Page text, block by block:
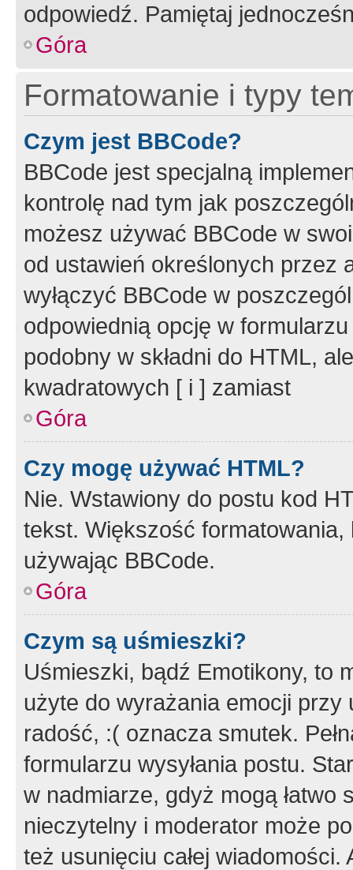
odpowiedź. Pamiętaj
Góra
Formatowanie i typy
Czym jest BBCode?
BBCode jest specjalną
kontrolę nad tym jak
możesz używać BBCode w
od ustawień określonych przez
wyłączyć BBCode w
odpowiednią opcję w
podobny w składni do HTML,
kwadratowych [ i ] zamiast
Góra
Czy mogę używać HTML?
Nie. Wstawiony do postu kod
tekst. Większość
używając BBCode.
Góra
Czym są uśmieszki?
Uśmieszki, bądź Emotikony, to
użyte do wyrażania emocji
radość, :( oznacza smutek.
formularzu wysyłania postu.
w nadmiarze, gdyż mogą
nieczytelny i moderator może
też usunięciu całej